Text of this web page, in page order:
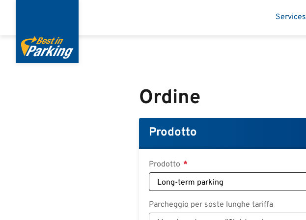
principale
Services
Ordine
Prodotto
Prodotto
Parcheggio per soste lunghe tariffa